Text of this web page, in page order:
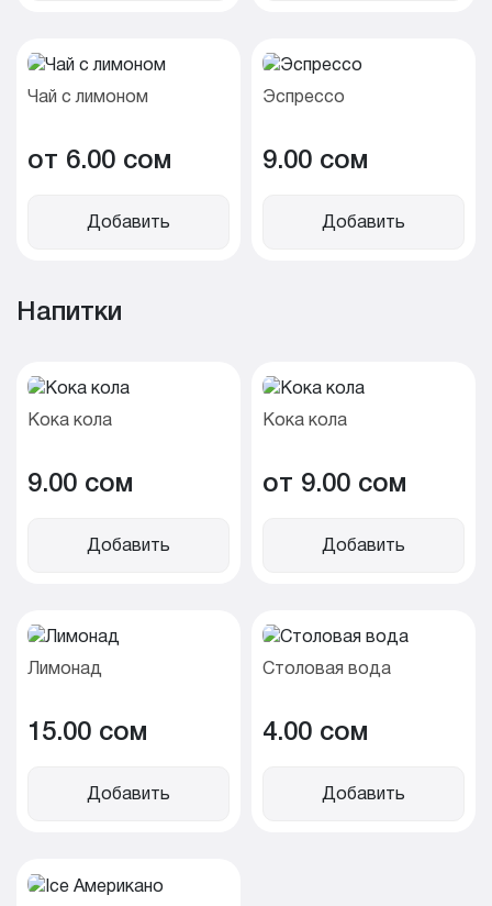
Чай с лимоном
от 6.00 cом
Добавить
Эспрессо
9.00 cом
Добавить
Напитки
Кока кола
9.00 cом
Добавить
Кока кола
от 9.00 cом
Добавить
Лимонад
15.00 cом
Добавить
Столовая вода
4.00 cом
Добавить